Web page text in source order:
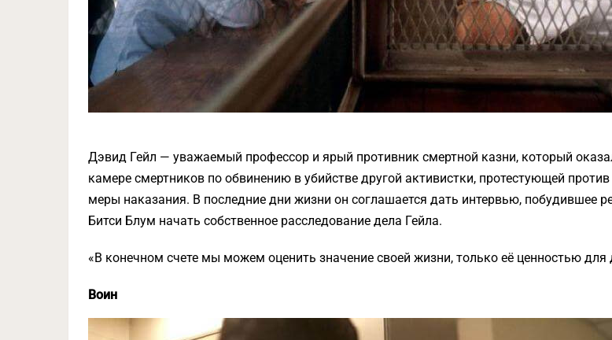
Дэвид Гейл — уважаемый профессор и ярый противник смертной казни, который
камере смертников по обвинению в убийстве другой активистки, протестующей
меры наказания. В последние дни жизни он соглашается дать интервью, побудившее
Битси Блум начать собственное расследование дела Гейла.
«В конечном счете мы можем оценить значение своей жизни, только её ценностью для
Воин